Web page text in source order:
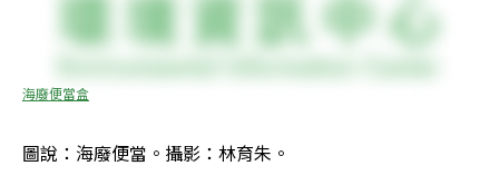
海廢便當盒
圖說：海廢便當。攝影：林育朱。